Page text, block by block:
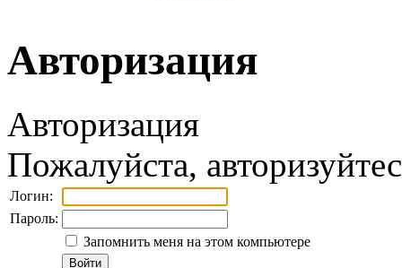
Авторизация
Авторизация
Пожалуйста,
Логин:
Пароль:
Запомнить меня на этом компьютере